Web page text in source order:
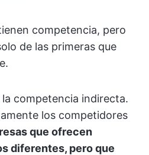
competencia, pero
de las primeras que
la competencia indirecta.
los competidores
que ofrecen
diferentes, pero que